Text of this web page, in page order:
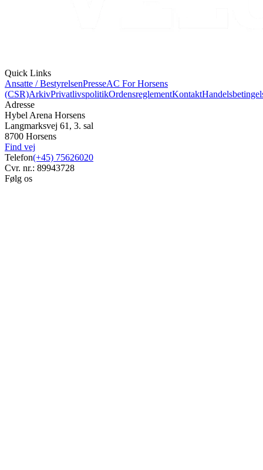
Quick Links
Ansatte / BestyrelsenPresseAC For Horsens
(CSR)ArkivPrivatlivspolitikOrdensreglementKontakt
Adresse
Hybel Arena Horsens
Langmarksvej 61, 3. sal
8700 Horsens
Find vej
Telefon(+45) 75626020
Cvr. nr.: 89943728
Følg os